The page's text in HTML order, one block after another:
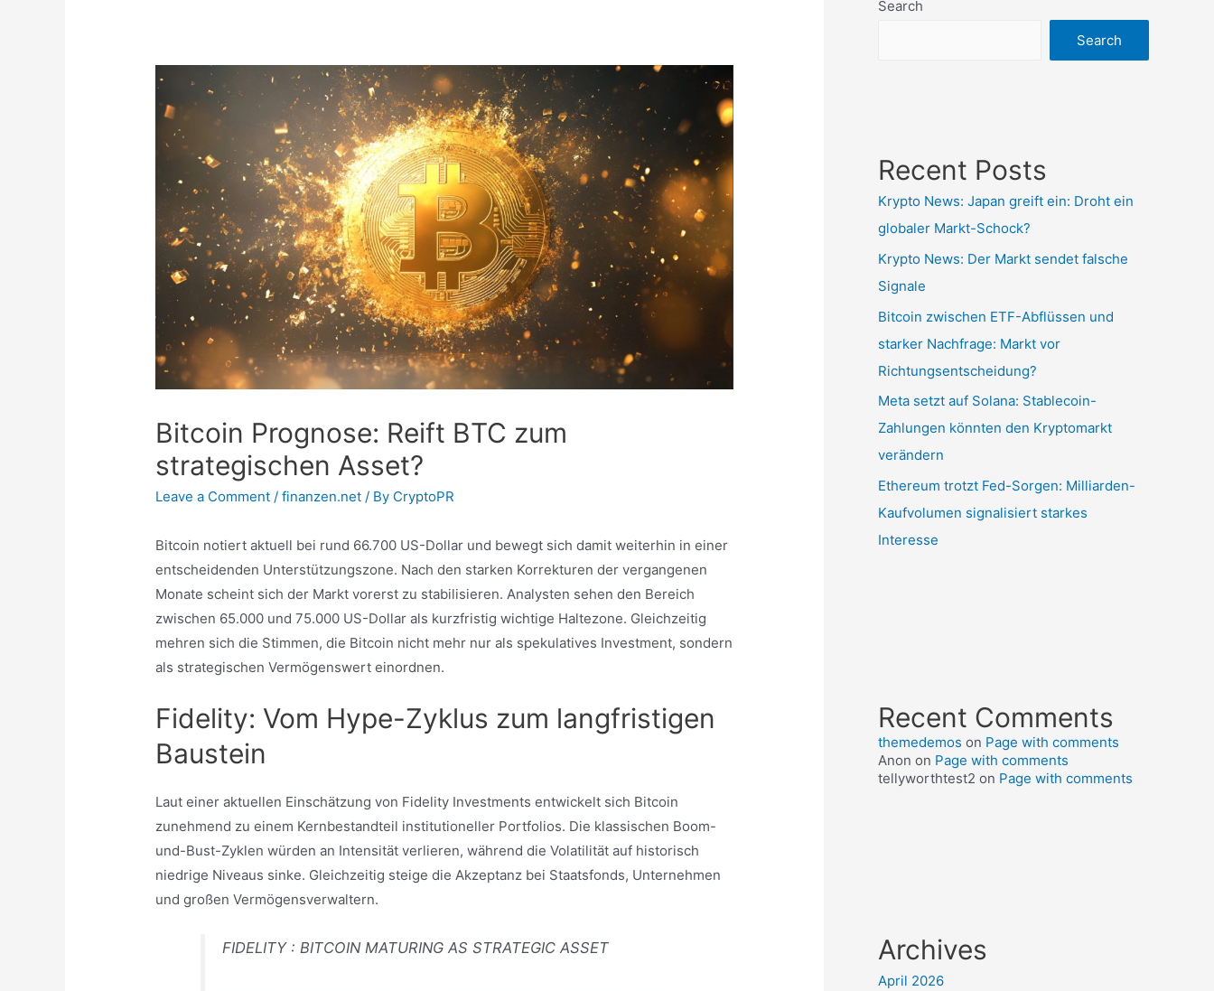
Bitcoin Prognose: Reift BTC zum
strategischen Asset?
Leave a Comment /finanzen.net / By CryptoPR
Bitcoin notiert aktuell bei rund 66.700 US-Dollar und bewegt sich damit weiterhin in einer
entscheidenden Unterstützungszone. Nach den starken Korrekturen der vergangenen
Monate scheint sich der Markt vorerst zu stabilisieren. Analysten sehen den Bereich
zwischen 65.000 und 75.000 US-Dollar als kurzfristig wichtige Haltezone. Gleichzeitig
mehren sich die Stimmen, die Bitcoin nicht mehr nur als spekulatives Investment, sondern
als strategischen Vermögenswert einordnen.
Fidelity: Vom Hype-Zyklus zum langfristigen
Baustein
Laut einer aktuellen Einschätzung von Fidelity Investments entwickelt sich Bitcoin
zunehmend zu einem Kernbestandteil institutioneller Portfolios. Die klassischen Boom-
und-Bust-Zyklen würden an Intensität verlieren, während die Volatilität auf historisch
niedrige Niveaus sinke. Gleichzeitig steige die Akzeptanz bei Staatsfonds, Unternehmen
und großen Vermögensverwaltern.
FIDELITY : BITCOIN MATURING AS STRATEGIC ASSET
Search
Search
Recent Posts
Krypto News: Japan greift ein: Droht ein
globaler Markt-Schock?
Krypto News: Der Markt sendet falsche
Signale
Bitcoin zwischen ETF-Abflüssen und
starker Nachfrage: Markt vor
Richtungsentscheidung?
Meta setzt auf Solana: Stablecoin-
Zahlungen könnten den Kryptomarkt
verändern
Ethereum trotzt Fed-Sorgen: Milliarden-
Kaufvolumen signalisiert starkes
Interesse
Recent Comments
themedemos on Page with comments
Anon on Page with comments
tellyworthtest2 on Page with comments
Archives
April 2026